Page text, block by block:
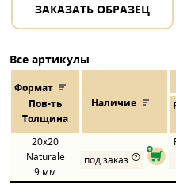
ЗАКАЗАТЬ ОБРАЗЕЦ
Все артикулы
Формат
Пов-ть
Толщина
Наличие
20x20
Naturale
9 мм
под заказ